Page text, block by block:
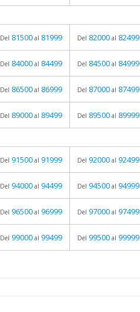
Del 81500 al 81999 Del 82000 al 82499
Del 84000 al 84499 Del 84500 al 84999
Del 86500 al 86999 Del 87000 al 87499
Del 89000 al 89499 Del 89500 al 89999
Del 91500 al 91999 Del 92000 al 92499
Del 94000 al 94499 Del 94500 al 94999
Del 96500 al 96999 Del 97000 al 97499
Del 99000 al 99499 Del 99500 al 99999